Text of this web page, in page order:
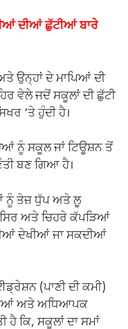
ਦੀਆਂ ਛੁੱਟੀਆਂ ਬਾਰੇ
ਉਨ੍ਹਾਂ ਦੇ ਮਾਪਿਆਂ ਦੀ
ਵੇਲੇ ਜਦੋਂ ਸਕੂਲਾਂ ਦੀ ਛੁੱਟੀ
‘ਤੇ ਹੁੰਦੀ ਹੈ।
ਨੂੰ ਸਕੂਲ ਜਾਂ ਟਿਊਸ਼ਨ ਤੋਂ
ਬਣ ਗਿਆ ਹੈ।
ਨੂੰ ਤੇਜ਼ ਧੁੱਪ ਅਤੇ ਲੂ
ਅਤੇ ਚਿਹਰੇ ਕੱਪੜਿਆਂ
ਦੇਖੀਆਂ ਜਾ ਸਕਦੀਆਂ
(ਪਾਣੀ ਦੀ ਕਮੀ)
ਅਤੇ ਅਧਿਆਪਕ
ਕਿ, ਸਕੂਲਾਂ ਦਾ ਸਮਾਂ